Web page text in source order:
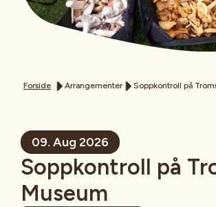
Forside Arrangementer Soppkontroll på
09. Aug 2026
Soppkontroll på
Museum